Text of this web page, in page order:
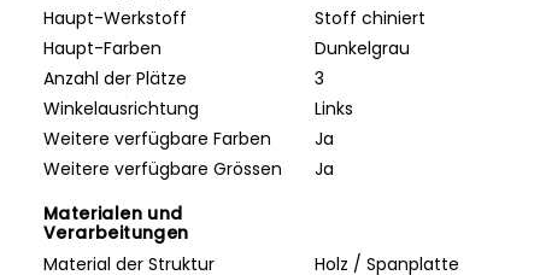
Haupt-Werkstoff
Stoff chiniert
Haupt-Farben
Dunkelgrau
Anzahl der Plätze
3
Winkelausrichtung
Links
Weitere verfügbare Farben
Ja
Weitere verfügbare Grössen
Ja
Materialen und
Verarbeitungen
Material der Struktur
Holz / Spanplatte